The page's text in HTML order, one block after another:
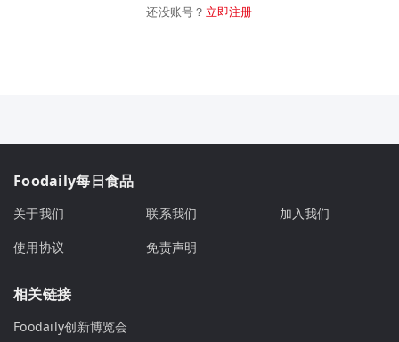
还没账号？ 立即注册
Foodaily每日食品
关于我们 联系我们
加入我们
使用协议
免责声明
相关链接
Foodaily创新博览会